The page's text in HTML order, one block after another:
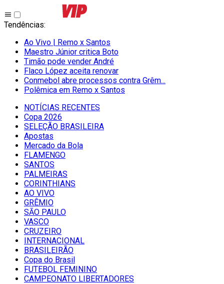
Tendências:
Ao Vivo | Remo x Santos
Maestro Júnior critica Boto
Timão pode vender André
Flaco López aceita renovar
Conmebol abre processos contra Grêm...
Polêmica em Remo x Santos
NOTÍCIAS RECENTES
Copa 2026
SELEÇÃO BRASILEIRA
Apostas
Mercado da Bola
FLAMENGO
SANTOS
PALMEIRAS
CORINTHIANS
AO VIVO
GRÊMIO
SĀO PAULO
VASCO
CRUZEIRO
INTERNACIONAL
BRASILEIRÃO
Copa do Brasil
FUTEBOL FEMININO
CAMPEONATO LIBERTADORES